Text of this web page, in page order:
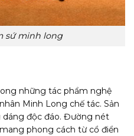
sứ minh long
những tác phẩm nghệ
Minh Long chế tác. Sản
dáng độc đáo. Đường nét
phong cách từ cổ điển